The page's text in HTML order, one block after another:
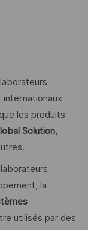
internationaux
les produits
Solution,
la
utilisés par des